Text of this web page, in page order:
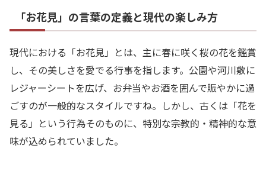
「お花見」の言葉の定義と現代の楽しみ方
現代における「お花見」とは、主に春に咲く桜の花を鑑賞
し、その美しさを愛でる行事を指します。公園や河川敷に
レジャーシートを広げ、お弁当やお酒を囲んで賑やかに過
ごすのが一般的なスタイルですね。しかし、古くは「花を
見る」という行為そのものに、特別な宗教的・精神的な意
味が込められていました。